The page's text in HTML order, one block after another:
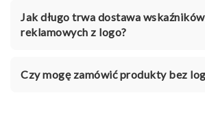
Jak długo trwa dostawa wskaźników
reklamowych z logo?
Czy mogę zamówić produkty bez